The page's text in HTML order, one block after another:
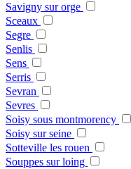
Savigny sur orge
Sceaux
Segre
Senlis
Sens
Serris
Sevran
Sevres
Soisy sous montmorency
Soisy sur seine
Sotteville les rouen
Souppes sur loing